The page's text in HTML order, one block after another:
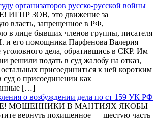
организаторов русско-русской войны
ЗОВ, это движение за
власть, запрещенное в РФ,
в лице бывших членов группы, писателя
его помощника Парфенова Валерия
уголовного дела, обратившись в СКР. Им
решили подать в суд жалобу на отказ,
присоединиться к ней коротким
суд о присоединении как
[…]
о возбуждении дела по ст 159 УК РФ
МОШЕННИКИ В МАНТИЯХ ЯКОБЫ
вернуть похищенное — шестую часть